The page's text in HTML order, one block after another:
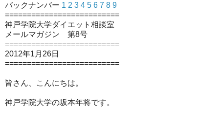
バックナンバー 1 2 3 4 5 6 7 8 9
==========================
神戸学院大学ダイエット相談室
メールマガジン 第8号
==========================
2012年1月26日
==========================
皆さん、こんにちは。
神戸学院大学の坂本年将です。